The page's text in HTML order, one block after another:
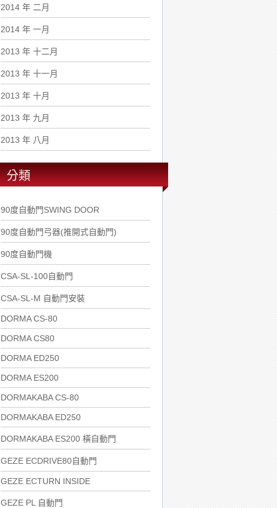
2014 年 二月
2014 年 一月
2013 年 十二月
2013 年 十一月
2013 年 十月
2013 年 九月
2013 年 八月
分類
90度自動門SWING DOOR
90度自動門弓器(推開式自動門)
90度自動門機
CSA-SL-100自動門
CSA-SL-M 自動門安裝
DORMA CS-80
DORMA CS80
DORMA ED250
DORMA ES200
DORMAKABA CS-80
DORMAKABA ED250
DORMAKABA ES200 橫自動門
GEZE ECDRIVE80自動門
GEZE ECTURN INSIDE
GEZE PL 自動門